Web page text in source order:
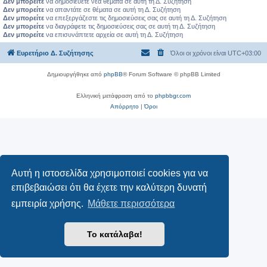
Αυτή η ιστοσελίδα χρησιμοποιεί cookies για να
επιβεβαιώσει ότι θα έχετε την καλύτερη δυνατή
εμπειρία χρήσης. Μάθετε περισσότερα
Το κατάλαβα!
Δεν μπορείτε να απαντάτε σε θέματα σε αυτή τη Δ. Συζήτηση
Δεν μπορείτε να επεξεργάζεστε τις δημοσιεύσεις σας σε αυτή τη Δ. Συζήτηση
Δεν μπορείτε να διαγράφετε τις δημοσιεύσεις σας σε αυτή τη Δ. Συζήτηση
Δεν μπορείτε να επισυνάπτετε αρχεία σε αυτή τη Δ. Συζήτηση
Ευρετήριο Δ. Συζήτησης Όλοι οι χρόνοι είναι UTC+03:00
Δημιουργήθηκε από phpBB® Forum Software © phpBB Limited
Ελληνική μετάφραση από το phpbbgr.com
Απόρρητο|Όροι